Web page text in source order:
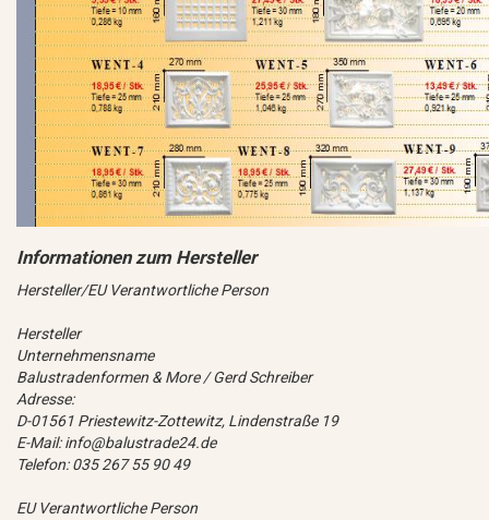
Hersteller/EU Verantwortliche Person
Hersteller
Unternehmensname
Balustradenformen & More / Gerd Schreiber
Adresse:
D-01561 Priestewitz-Zottewitz, Lindenstraße 19
E-Mail: info@balustrade24.de
Telefon: 035 267 55 90 49
EU Verantwortliche Person